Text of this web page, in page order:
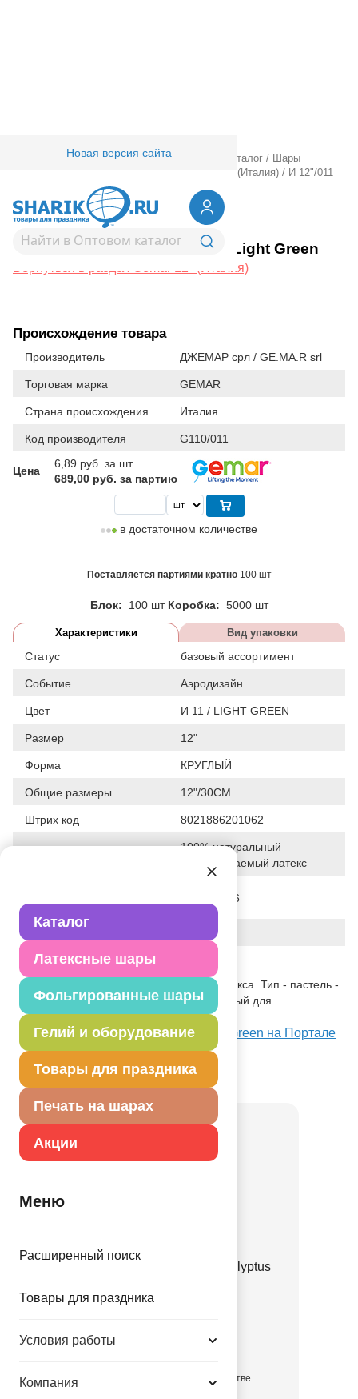
Каталог
Латексные шары
Фольгированные шары
Гелий и оборудование
Товары для праздника
Печать на шарах
Акции
Меню
Расширенный поиск
Товары для праздника
Условия работы
Компания
Новая версия сайта
Товары для праздника/ Оптовый каталог /
Шары
Gemar 12" (Италия) / И 12"/011
Пастель Light Green
1102-0309И 12"/011 Пастель Light Green
Вернуться в раздел Gemar 12" (Италия)
Происхождение товара
Производитель ДЖЕМАР срл / GE.MA.R srl
Торговая марка GEMAR
Страна происхождения Италия
Код производителя G110/011
Цена
6,89 руб. за шт
689,00 руб. за партию
в достаточном количестве
Поставляется партиями кратно 100 шт
Блок: 100 шт Коробка: 5000 шт
Характеристики Вид упаковки
Статус базовый ассортимент
Событие Аэродизайн
Цвет И 11 / LIGHT GREEN
Размер 12"
Форма КРУГЛЫЙ
Общие размеры 12"/30СМ
Штрих код 8021886201062
100% натуральный
биоразлагаемый латекс
изменения элемента
28-01-2026
Описание товара
Одноцветный шар из натурального латекса. Тип - пастель -
матовый оттенок цвета. Предназначенный для
использования в оформлении.
Посмотреть И 12"/011 Пастель Light Green на Портале
оптовых закупок
Товар из коллекции Зеленая
Е 12" Пастель Retro Eucalyptus
3.35 руб.
в достаточном количестве